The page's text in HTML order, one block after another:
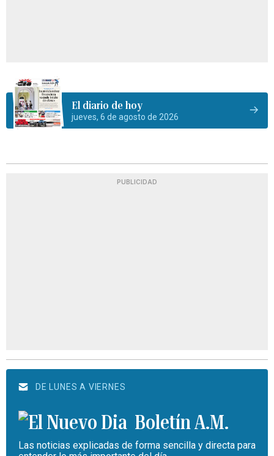
El diario de hoy
jueves, 6 de agosto de 2026
PUBLICIDAD
DE LUNES A VIERNES
Boletín A.M.
Las noticias explicadas de forma sencilla y directa para